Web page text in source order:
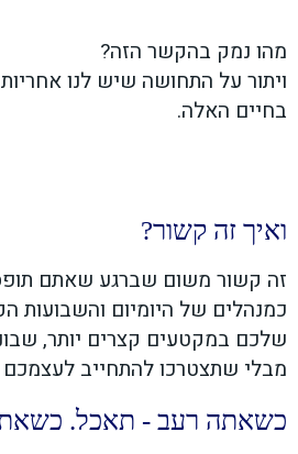
מהו נמק בהקשר הזה?
ויתור על התחושה שיש לנו
בחיים האלה.
ואיך זה קשור?
זה קשור משום שברגע שאתם
כמנהלים של היומיום והשבועות
שלכם במקטעים קצרים יותר,
מבלי שתצטרכו להתחייב לעצמכם
כשאתה רעב - תאכל.